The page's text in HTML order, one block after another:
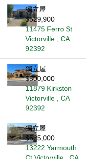
獨立屋
$529,900
11475 Ferro St
Victorville , CA
92392
獨立屋
$500,000
11879 Kirkston
Victorville , CA
92392
獨立屋
$525,000
13222 Yarmouth